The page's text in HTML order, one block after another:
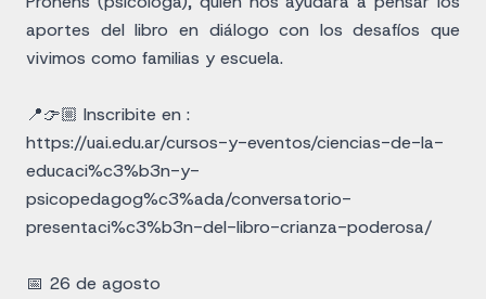
aportes del libro en diálogo con los desafíos que
vivimos como familias y escuela.
📍👉🏼 Inscribite en :
https://uai.edu.ar/cursos-y-eventos/ciencias-de-la-
educaci%c3%b3n-y-
psicopedagog%c3%ada/conversatorio-
presentaci%c3%b3n-del-libro-crianza-poderosa/
📅 26 de agosto